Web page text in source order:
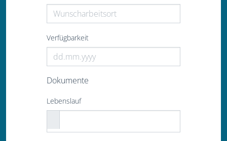
Verfügbarkeit
Dokumente
Lebenslauf